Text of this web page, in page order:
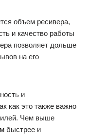
объем ресивера,
и качество работы
позволяет дольше
на его
и
как это также важно
Чем выше
быстрее и